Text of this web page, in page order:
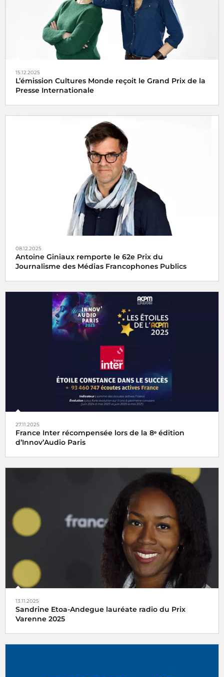
15.12.2025
L’émission Cultures Monde reçoit le Grand Prix de la
Presse Internationale
Cultures Mondede France Culture a été
distinguée vendredi 15 décembre 2025 par l’
08.12.2025
Antoine Giniaux remporte le 62e Prix du
Journalisme des Médias Francophones Publics
Le 62e Prix du Journalisme des Médias Francophones
Publics est décerné à Antoine Giniaux pour Radio France
27.11.2025
France Inter récompensée lors de la 8ᵉ édition
d’Innov’Audio Paris
Étoile Radio de la Constance dans le
Étoile Classique Web radiode l'ACPM 2025
13.11.2025
Sandrine Etoa-Andegue lauréate radio du Prix
Varenne 2025